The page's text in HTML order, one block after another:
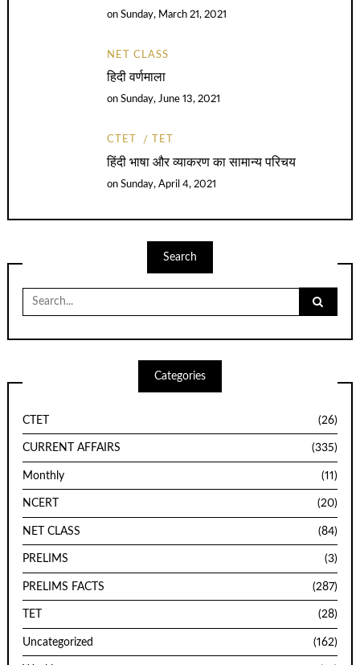
onSunday, March 21, 2021
NET CLASS
हिदी वर्णमाला
onSunday, June 13, 2021
CTET TET
हिंदी भाषा और व्याकरण का सामान्य परिचय
onSunday, April 4, 2021
Search
for:
Categories
CTET (26)
CURRENT AFFAIRS (335)
Monthly (11)
NCERT (20)
NET CLASS (84)
PRELIMS (3)
PRELIMS FACTS (287)
TET (28)
Uncategorized (162)